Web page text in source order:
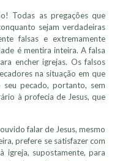
Todas as pregações que
sejam verdadeiras
falsas e extremamente
é mentira inteira. A falsa
encher igrejas. Os falsos
na situação em que
pecado, portanto, sem
à profecia de Jesus, que
falar de Jesus, mesmo
prefere se satisfazer com
igreja, supostamente, para